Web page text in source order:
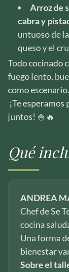
Arroz de
cabra y
untuoso de
queso y el
Todo cocinado
fuego lento,
como escenario.
¡Te
juntos! 🍚🔥
Qué
ANDREA
Chef de Se
cocina
Una forma
bienestar
Sobre el